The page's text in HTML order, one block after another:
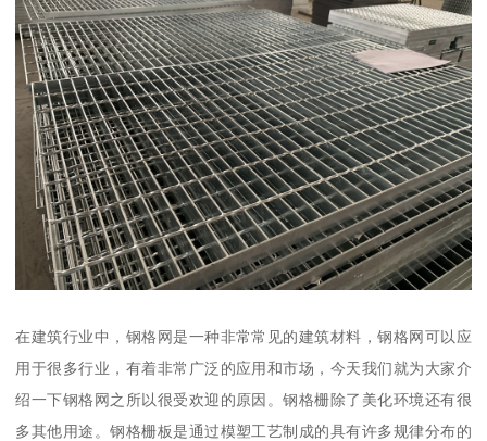
在建筑行业中，钢格网是一种非常常见的建筑材料，钢格网可以应
用于很多行业，有着非常广泛的应用和市场，今天我们就为大家介
绍一下钢格网之所以很受欢迎的原因。钢格栅除了美化环境还有很
多其他用途。钢格栅板是通过模塑工艺制成的具有许多规律分布的